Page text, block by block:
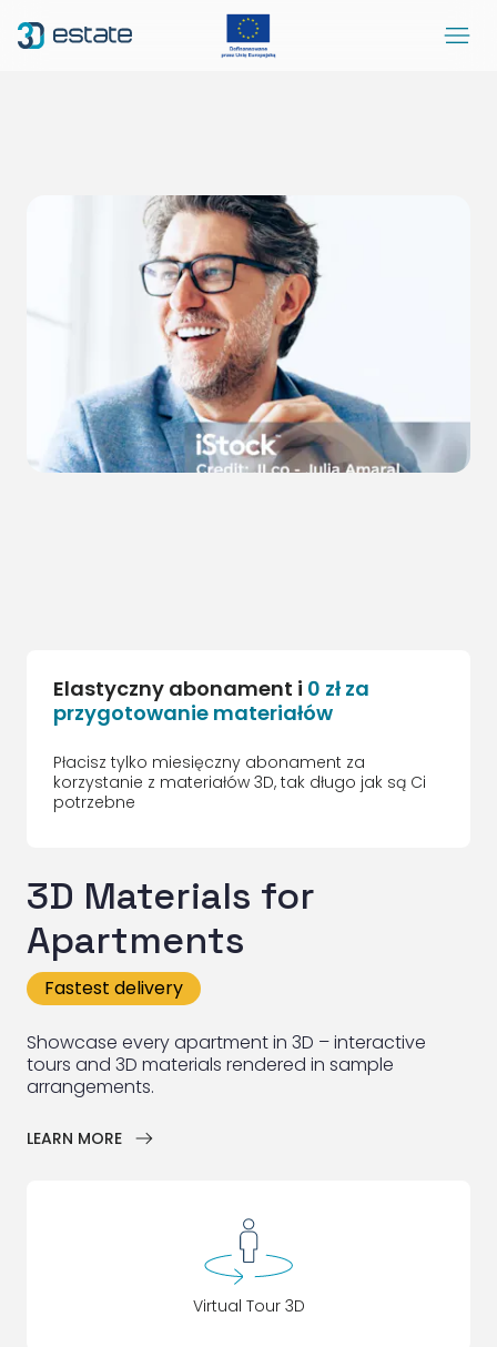
Menu
Contact
DEMO
Blog ArrowRightLong
EN
Elastyczny abonament i 0 zł za
przygotowanie materiałów
Płacisz tylko miesięczny abonament za
korzystanie z materiałów 3D, tak długo jak są Ci
potrzebne
3D Materials for
Apartments
Fastest delivery
Showcase every apartment in 3D – interactive
tours and 3D materials rendered in sample
arrangements.
LEARN MORE ArrowRightLong
Virtual Tour 3D